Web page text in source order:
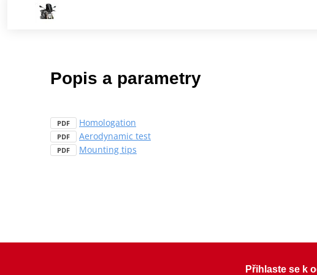
Popis a parametry
PDF Homologation
PDF Aerodynamic test
PDF Mounting tips
Přihlaste se k